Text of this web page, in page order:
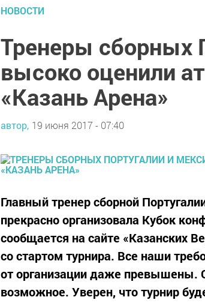
НОВОСТИ
Тренеры сборных
высоко оценили
«Казань Арена»
автор, 19 июня 2017 - 07:40
Главный тренер сборной
прекрасно организовала Кубок
сообщается на сайте «Казанских
со стартом турнира. Все наши
от организации даже превышены.
возможное. Уверен, что турнир